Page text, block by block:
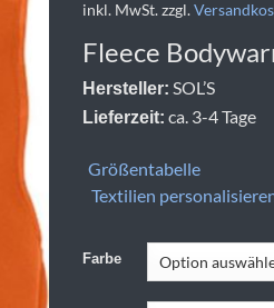
inkl. MwSt.zzgl.
Fleece
Hersteller: SOL’S
Lieferzeit: ca. 3-4 Tage
Größentabelle
Textilien
Farbe